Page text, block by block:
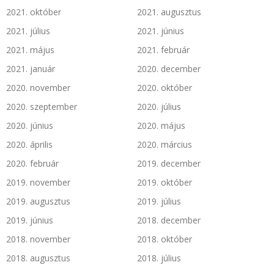
2021. október
2021. augusztus
2021. július
2021. június
2021. május
2021. február
2021. január
2020. december
2020. november
2020. október
2020. szeptember
2020. július
2020. június
2020. május
2020. április
2020. március
2020. február
2019. december
2019. november
2019. október
2019. augusztus
2019. július
2019. június
2018. december
2018. november
2018. október
2018. augusztus
2018. július